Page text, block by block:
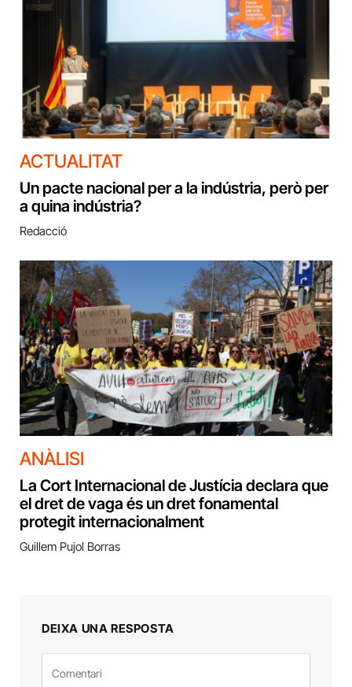
ACTUALITAT
Un pacte nacional per a la indústria, però per
a quina indústria?
Redacció
ANÀLISI
La Cort Internacional de Justícia declara que
el dret de vaga és un dret fonamental
protegit internacionalment
Guillem Pujol Borras
DEIXA UNA RESPOSTA